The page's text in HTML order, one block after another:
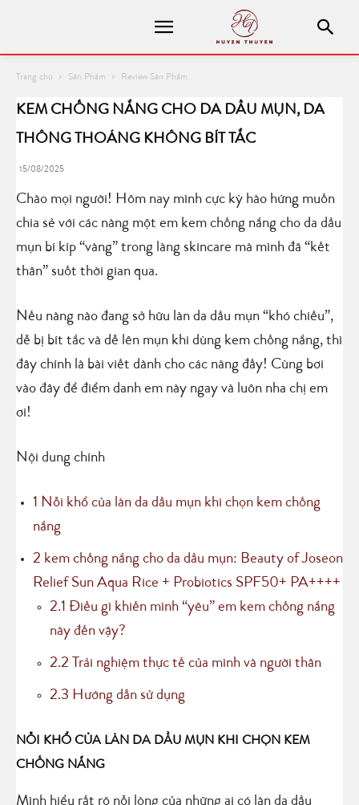
Trang chủ Sản Phẩm Review Sản Phẩm
KEM CHỐNG NẮNG CHO DA DẦU MỤN, DA
THÔNG THOÁNG KHÔNG BÍT TẮC
15/08/2025
Chào mọi người! Hôm nay mình cực kỳ hào hứng muốn
chia sẻ với các nàng một em kem chống nắng cho da dầu
mụn bí kíp “vàng” trong làng skincare mà mình đã “kết
thân” suốt thời gian qua.
Nếu nàng nào đang sở hữu làn da dầu mụn “khó chiều”,
dễ bị bít tắc và dễ lên mụn khi dùng kem chống nắng, thì
đây chính là bài viết dành cho các nàng đấy! Cùng bơi
vào đây để điểm danh em này ngay và luôn nha chị em
ơi!
Nội dung chính
1 Nỗi khổ của làn da dầu mụn khi chọn kem chống
nắng
2 kem chống nắng cho da dầu mụn: Beauty of Joseon
Relief Sun Aqua Rice + Probiotics SPF50+ PA++++
2.1 Điều gì khiến mình “yêu” em kem chống nắng
này đến vậy?
2.2 Trải nghiệm thực tế của mình và người thân
2.3 Hướng dẫn sử dụng
NỖI KHỔ CỦA LÀN DA DẦU MỤN KHI CHỌN KEM
CHỐNG NẮNG